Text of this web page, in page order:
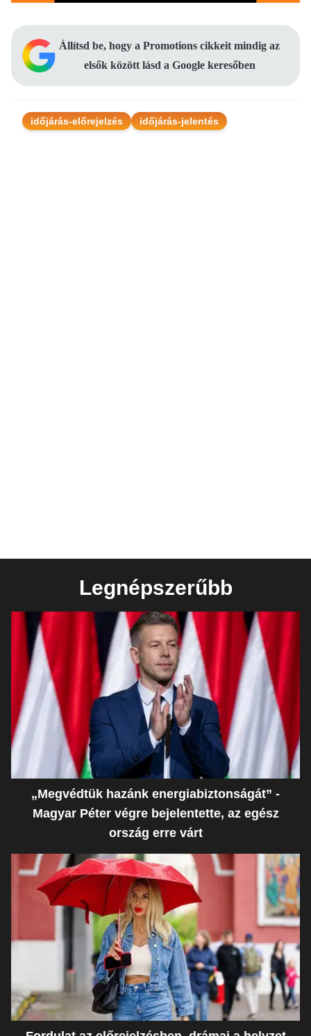
Állítsd be, hogy a Promotions cikkeit mindig az
elsők között lásd a Google keresőben
időjárás-előrejelzés időjárás-jelentés
Legnépszerűbb
„Megvédtük hazánk energiabiztonságát” -
Magyar Péter végre bejelentette, az egész
ország erre várt